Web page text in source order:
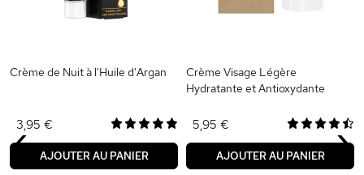
Crème de Nuit à l'Huile d'Argan
3,95 €
AJOUTER AU PANIER
Crème Visage Légère
Hydratante et Antioxydante
5,95 €
AJOUTER AU PANIER
‹ ›